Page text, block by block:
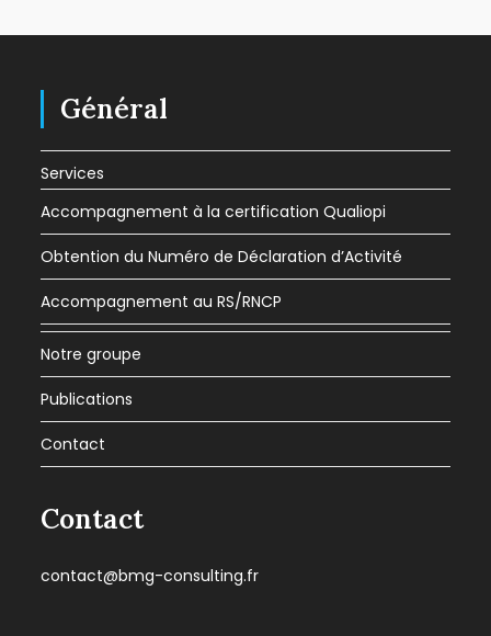
Général
Services
Accompagnement à la certification Qualiopi
Obtention du Numéro de Déclaration d’Activité
Accompagnement au RS/RNCP
Notre groupe
Publications
Contact
Contact
contact@bmg-consulting.fr